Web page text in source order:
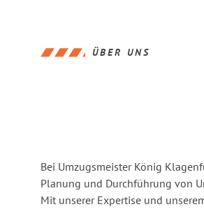
ÜBER UNS
Bei Umzugsmeister König
Planung und Durchführung von
Mit unserer Expertise und